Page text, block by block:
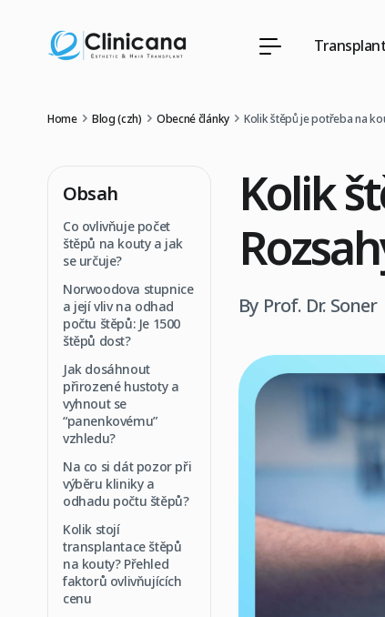
Home Blog (czh) Obecné články Kolik štěpů je potřeba na
Obsah
Co ovlivňuje počet
štěpů na kouty a jak
se určuje?
Norwoodova stupnice
a její vliv na odhad
počtu štěpů: Je 1500
štěpů dost?
Jak dosáhnout
přirozené hustoty a
vyhnout se
“panenkovému”
vzhledu?
Na co si dát pozor při
výběru kliniky a
odhadu počtu štěpů?
Kolik stojí
transplantace štěpů
na kouty? Přehled
faktorů ovlivňujících
cenu
Kolik
By Prof. Dr. Soner